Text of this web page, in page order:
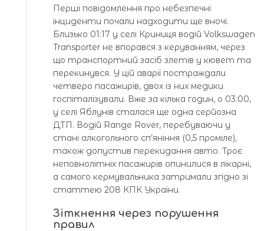
Перші повідомлення про небезпечні
інциденти почали надходити ще вночі.
Близько 01:17 у селі Криниця водій Volkswagen
Transporter не впорався з керуванням, через
що транспортний засіб злетів у кювет та
перекинувся. У цій аварії постраждали
четверо пасажирів, двох із них медики
госпіталізували. Вже за кілька годин, о 03:00,
у селі Яблунів сталася ще одна серйозна
ДТП. Водій Range Rover, перебуваючи у
стані алкогольного сп’яніння (0,5 проміле),
також допустив перекидання авто. Троє
неповнолітніх пасажирів опинилися в лікарні,
а самого кермувальника затримали згідно зі
статтею 208 КПК України.
Зіткнення через порушення
правил